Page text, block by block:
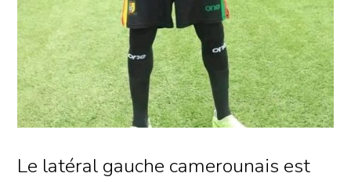
Le latéral gauche camerounais est